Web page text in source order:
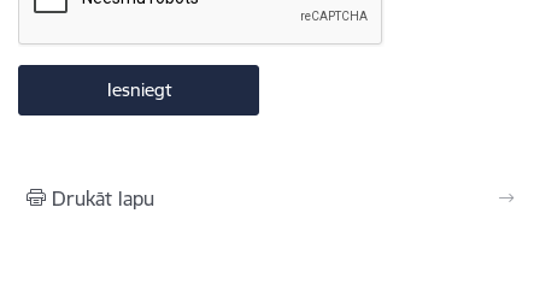
Drukāt lapu